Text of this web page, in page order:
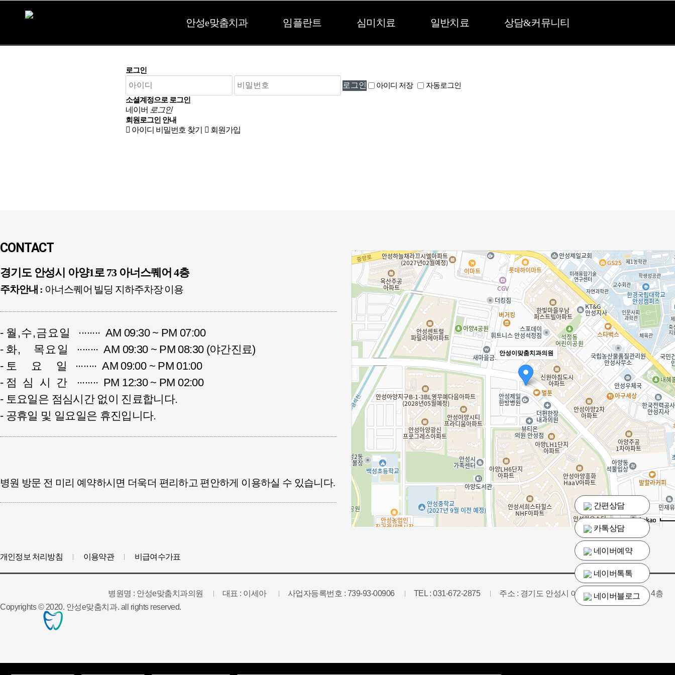
안성e맞춤치과 임플란트 심미치료 일반치료 상담&커뮤니티
로그인
아이디 저장 자동로그인
소셜계정으로 로그인
네이버 로그인
회원로그인 안내
아이디 비밀번호 찾기
회원가입
CONTACT
경기도 안성시 아양1로 73 아너스퀘어 4층
주차안내 : 아너스퀘어 빌딩 지하주차장 이용
- 월,수,금요일
∙∙∙∙∙∙∙∙ AM 09:30 ~ PM 07:00
- 화, 목요일
∙∙∙∙∙∙∙∙ AM 09:30 ~ PM 08:30 (야간진료)
- 토 요 일
∙∙∙∙∙∙∙∙ AM 09:00 ~ PM 01:00
- 점심시간
∙∙∙∙∙∙∙∙ PM 12:30 ~ PM 02:00
- 토요일은 점심시간 없이 진료합니다.
- 공휴일 및 일요일은 휴진입니다.
병원 방문 전 미리 예약하시면 더욱더 편리하고 편안하게 이용하실 수 있습니다.
안성이맞춤치과의원
길찾기
개인정보 처리방침 이용약관 비급여수가표
병원명 : 안성e맞춤치과의원 대표 : 이세아 사업자등록번호 : 739-93-00906 TEL : 031-672-2875
주소 : 경기도 안성시 아양1로 73 아너스퀘어 4층
Copyrights © 2020. 안성e맞춤치과. all rights reserved.
간편상담
카톡상담
네이버예약
네이버톡톡
네이버블로그